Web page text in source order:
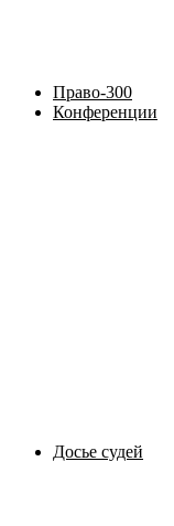
Право-300
Конференции
Досье судей